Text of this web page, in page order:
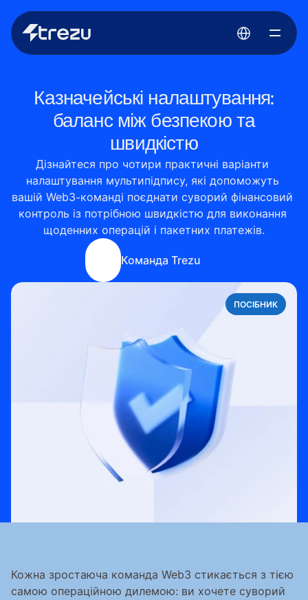
Казначейські налаштування:
баланс між безпекою та
швидкістю
Дізнайтеся про чотири практичні варіанти
налаштування мультипідпису, які допоможуть
вашій Web3-команді поєднати суворий фінансовий
контроль із потрібною швидкістю для виконання
щоденних операцій і пакетних платежів.
Команда Trezu
ПОСІБНИК
Кожна зростаюча команда Web3 стикається з тією
самою операційною дилемою: ви хочете суворий